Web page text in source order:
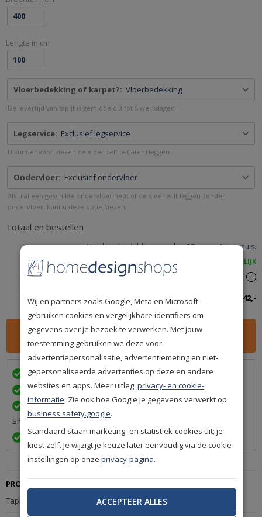
EN
RAILSOPMAAT.NL
Lengte in cm
Vloerbedekking of karpet?: Vloerbedekking
De levertijd van tapijt is gemiddeld 3 tot 5 werkdagen
Legservice: Exclusief legservice
U kunt er voor kiezen de vloer zelf te (laten) leggen.
Ondervloer: Exclusief ondervloer
Als u al een geschikte ondervloer hebt of de vloer wilt leggen zonder
ondervloer, kunt u deze optie kiezen.
Totaal en bestellen
Vandaag besteld,woensdag 12 augustusin huis.
ACHTERAF BETALEN IS MOGELIJK
Spaar 242premium punten i
Totaalbedrag inclusief btw: 242,-
Wij bezorgen in
met
Achteraf betalen na levering is mogelijk
Een betrouwbare levering door ons lidmaatschap van Q-
Shops
Exact volgens afspraak en met Track & Trace informatie
PRODUCTBESCHRIJVING
Tapijt Nouwens-Bogaers Scala 25775
Wij en partners zoals Google, Meta en Microsoft
gebruiken cookies en vergelijkbare identifiers om
gegevens over je bezoek te verwerken. Met jouw
toestemming gebruiken we deze voor
advertentiepersonalisatie, advertentiemeting en niet-
gepersonaliseerde advertenties op deze en andere
websites en apps. Meer uitleg:privacy- en cookie-
informatie. Zie ook hoe Google je gegevens verwerkt op
business.safety.google.
Standaard staan marketing- en statistiek-cookies uit; je
kiest zelf. Je wijzigt je keuze later eenvoudig via de cookie-
instellingen op onzeprivacy-pagina.
ACCEPTEER ALLES